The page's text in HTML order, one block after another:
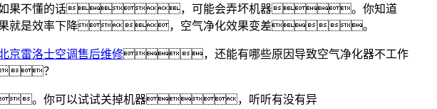
不懂的话，可能会弄坏机器。你知道
是效率下降，空气净化效果变差。
京雷洛士空调售后维修，还能有哪些原因导致空气净化器不工作
？
。你可以试试关掉机器，听听有没有异